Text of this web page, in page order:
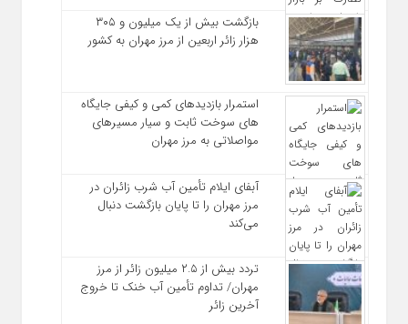
بازگشت بیش از یک میلیون و ۳۰۵
هزار زائر اربعین از مرز مهران به کشور
استمرار بازدیدهای کمی و کیفی جایگاه‌
های سوخت ثابت و سیار مسیرهای
مواصلاتی به مرز مهران
آبفای ایلام تأمین آب شرب زائران در
مرز مهران را تا پایان بازگشت دنبال
می‌کند
تردد بیش از ۲.۵ میلیون زائر از مرز
مهران/ تداوم تأمین آب خنک تا خروج
آخرین زائر